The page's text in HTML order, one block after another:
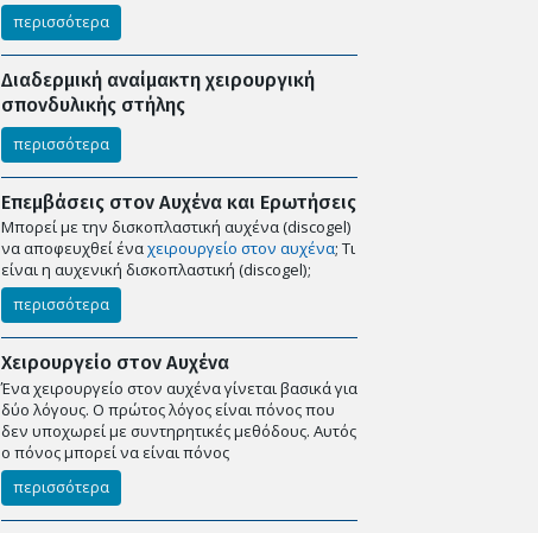
περισσότερα
Διαδερμική αναίμακτη χειρουργική
σπονδυλικής στήλης
περισσότερα
Επεμβάσεις στον Αυχένα και Ερωτήσεις
Μπορεί με την δισκοπλαστική αυχένα (discogel)
να αποφευχθεί έναχειρουργείο στον αυχένα; Tι
είναι η αυχενική δισκοπλαστική (discogel);
περισσότερα
Χειρουργείο στον Αυχένα
Ένα χειρουργείο στον αυχένα γίνεται βασικά για
δύο λόγους. Ο πρώτος λόγος είναι πόνος που
δεν υποχωρεί με συντηρητικές μεθόδους. Αυτός
ο πόνος μπορεί να είναι πόνος
περισσότερα